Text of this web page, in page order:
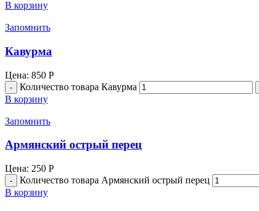
В корзину
Запомнить
Кавурма
Цена: 850 Р
Количество товара Кавурма
В корзину
Запомнить
Армянский острый перец
Цена: 250 Р
Количество товара Армянский острый перец
В корзину